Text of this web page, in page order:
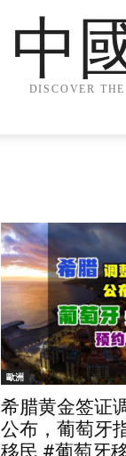
中
DISCOVER
歐洲
希腊黄金签证
公布，葡萄牙